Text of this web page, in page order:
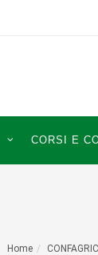
CORSI E
Home